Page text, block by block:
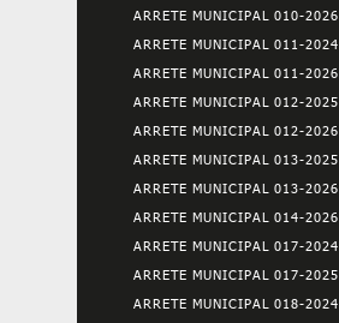
ARRETE MUNICIPAL 010-2026
ARRETE MUNICIPAL 011-2024
ARRETE MUNICIPAL 011-2026
ARRETE MUNICIPAL 012-2025
ARRETE MUNICIPAL 012-2026
ARRETE MUNICIPAL 013-2025
ARRETE MUNICIPAL 013-2026
ARRETE MUNICIPAL 014-2026
ARRETE MUNICIPAL 017-2024
ARRETE MUNICIPAL 017-2025
ARRETE MUNICIPAL 018-2024